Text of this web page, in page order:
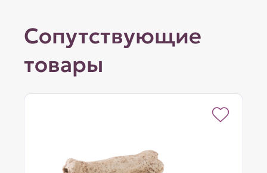
Сопутствующие
товары